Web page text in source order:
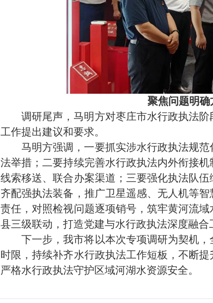
聚焦问题明
调研尾声，马明方对枣庄市水行政执法
工作提出建议和要求。
马明方强调，一要抓实涉水行政执法规
法举措；二要持续完善水行政执法内外衔接
线索移送、联合办案渠道；三要强化执法队
齐配强执法装备，推广卫星遥感、无人机等智
责任，对照检视问题逐项销号，筑牢黄河流
县三级联动，打造党建与水行政执法深度融合
下一步，我市将以本次专项调研为契机
时限，持续补齐水行政执法工作短板，不断
严格水行政执法守护区域河湖水资源安全。